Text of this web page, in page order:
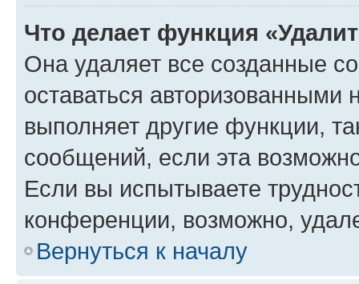
Что делает функция
Она удаляет все созданные
оставаться авторизованными
выполняет другие функции,
сообщений, если эта
Если вы испытываете
конференции, возможно,
Вернуться к началу